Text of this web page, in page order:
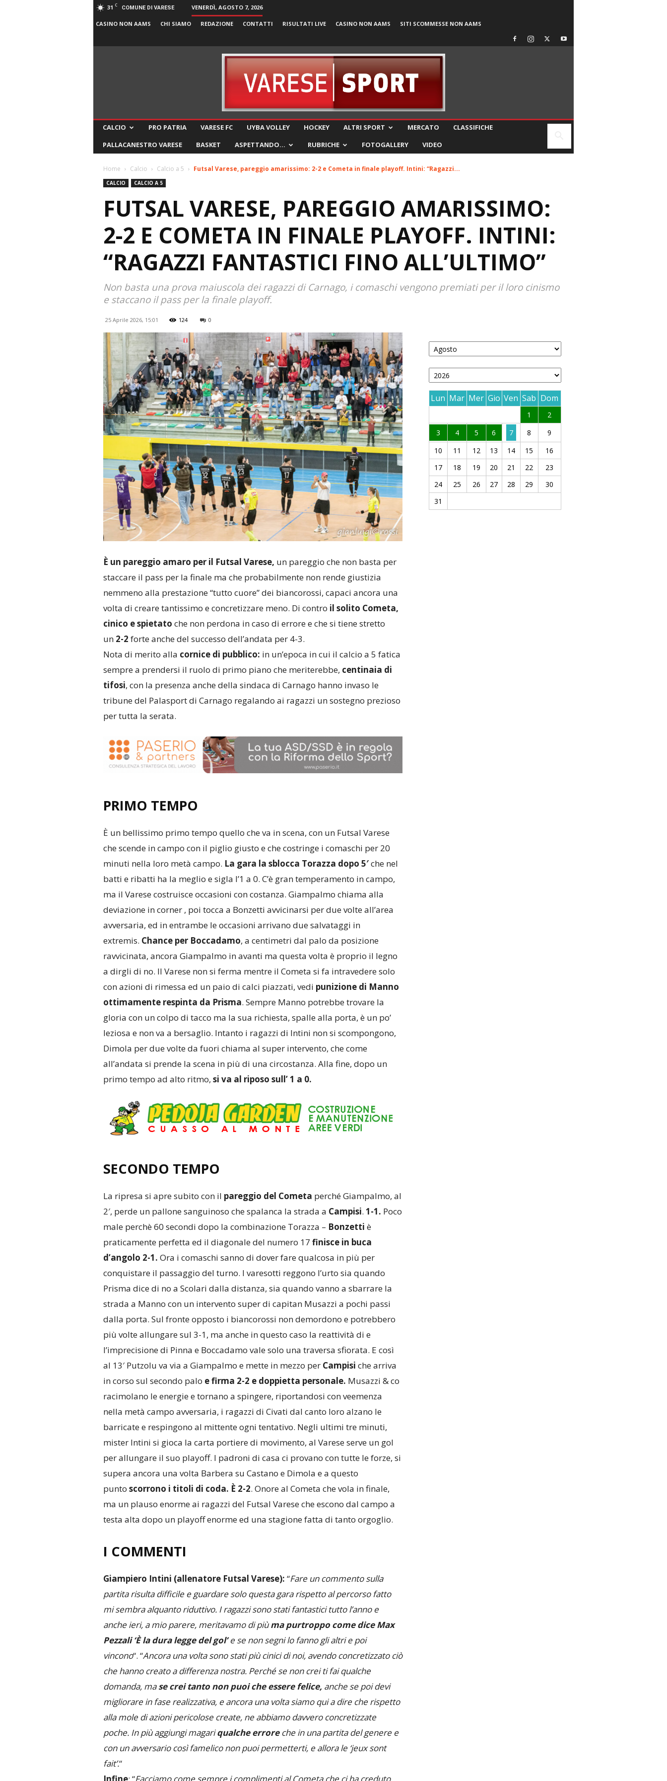
31 C COMUNE DI VARESE VENERDÌ, AGOSTO 7, 2026
CASINO NON AAMS CHI SIAMO REDAZIONE CONTATTI RISULTATI LIVE CASINO NON AAMS SITI SCOMMESSE NON AAMS
CALCIO PRO PATRIA VARESE FC UYBA VOLLEY HOCKEY ALTRI SPORT MERCATO
CLASSIFICHE
PALLACANESTRO VARESE
BASKET ASPETTANDO… RUBRICHE FOTOGALLERY VIDEO
Home Calcio Calcio a 5 Futsal Varese, pareggio amarissimo: 2-2 e Cometa in finale playoff. Intini: “Ragazzi...
CALCIO CALCIO A 5
FUTSAL VARESE, PAREGGIO AMARISSIMO:
2-2 E COMETA IN FINALE PLAYOFF. INTINI:
“RAGAZZI FANTASTICI FINO ALL’ULTIMO”
Non basta una prova maiuscola dei ragazzi di Carnago, i comaschi vengono premiati per il loro cinismo
e staccano il pass per la finale playoff.
25 Aprile 2026, 15:01 124 0
È un pareggio amaro per il Futsal Varese, un pareggio che non basta per
staccare il pass per la finale ma che probabilmente non rende giustizia
nemmeno alla prestazione “tutto cuore” dei biancorossi, capaci ancora una
volta di creare tantissimo e concretizzare meno. Di contro il solito Cometa,
cinico e spietato che non perdona in caso di errore e che si tiene stretto
un 2-2 forte anche del successo dell’andata per 4-3.
Nota di merito alla cornice di pubblico: in un’epoca in cui il calcio a 5 fatica
sempre a prendersi il ruolo di primo piano che meriterebbe, centinaia di
tifosi, con la presenza anche della sindaca di Carnago hanno invaso le
tribune del Palasport di Carnago regalando ai ragazzi un sostegno prezioso
per tutta la serata.
PRIMO TEMPO
È un bellissimo primo tempo quello che va in scena, con un Futsal Varese
che scende in campo con il piglio giusto e che costringe i comaschi per 20
minuti nella loro metà campo. La gara la sblocca Torazza dopo 5′che nel
batti e ribatti ha la meglio e sigla l’1 a 0. C’è gran temperamento in campo,
ma il Varese costruisce occasioni con costanza. Giampalmo chiama alla
deviazione in corner , poi tocca a Bonzetti avvicinarsi per due volte all’area
avversaria, ed in entrambe le occasioni arrivano due salvataggi in
extremis. Chance per Boccadamo, a centimetri dal palo da posizione
ravvicinata, ancora Giampalmo in avanti ma questa volta è proprio il legno
a dirgli di no. Il Varese non si ferma mentre il Cometa si fa intravedere solo
con azioni di rimessa ed un paio di calci piazzati, vedi punizione di Manno
ottimamente respinta da Prisma. Sempre Manno potrebbe trovare la
gloria con un colpo di tacco ma la sua richiesta, spalle alla porta, è un po’
leziosa e non va a bersaglio. Intanto i ragazzi di Intini non si scompongono,
Dimola per due volte da fuori chiama al super intervento, che come
all’andata si prende la scena in più di una circostanza. Alla fine, dopo un
primo tempo ad alto ritmo, si va al riposo sull’ 1 a 0.
SECONDO TEMPO
La ripresa si apre subito con il pareggio del Cometa perché Giampalmo, al
2′, perde un pallone sanguinoso che spalanca la strada a Campisi. 1-1. Poco
male perchè 60 secondi dopo la combinazione Torazza – Bonzetti è
praticamente perfetta ed il diagonale del numero 17 finisce in buca
d’angolo 2-1. Ora i comaschi sanno di dover fare qualcosa in più per
conquistare il passaggio del turno. I varesotti reggono l’urto sia quando
Prisma dice di no a Scolari dalla distanza, sia quando vanno a sbarrare la
strada a Manno con un intervento super di capitan Musazzi a pochi passi
dalla porta. Sul fronte opposto i biancorossi non demordono e potrebbero
più volte allungare sul 3-1, ma anche in questo caso la reattività di e
l’imprecisione di Pinna e Boccadamo vale solo una traversa sfiorata. E così
al 13′ Putzolu va via a Giampalmo e mette in mezzo per Campisi che arriva
in corso sul secondo palo e firma 2-2 e doppietta personale. Musazzi & co
racimolano le energie e tornano a spingere, riportandosi con veemenza
nella metà campo avversaria, i ragazzi di Civati dal canto loro alzano le
barricate e respingono al mittente ogni tentativo. Negli ultimi tre minuti,
mister Intini si gioca la carta portiere di movimento, al Varese serve un gol
per allungare il suo playoff. I padroni di casa ci provano con tutte le forze, si
supera ancora una volta Barbera su Castano e Dimola e a questo
punto scorrono i titoli di coda. È 2-2. Onore al Cometa che vola in finale,
ma un plauso enorme ai ragazzi del Futsal Varese che escono dal campo a
testa alta dopo un playoff enorme ed una stagione fatta di tanto orgoglio.
I COMMENTI
Giampiero Intini (allenatore Futsal Varese): “Fare un commento sulla
partita risulta difficile e guardare solo questa gara rispetto al percorso fatto
mi sembra alquanto riduttivo. I ragazzi sono stati fantastici tutto l’anno e
anche ieri, a mio parere, meritavamo di piùma purtroppo come dice Max
Pezzali ‘È la dura legge del gol’e se non segni lo fanno gli altri e poi
vincono“. “Ancora una volta sono stati più cinici di noi, avendo concretizzato ciò
che hanno creato a differenza nostra. Perché se non crei ti fai qualche
domanda, mase crei tanto non puoi che essere felice,anche se poi devi
migliorare in fase realizzativa, e ancora una volta siamo qui a dire che rispetto
alla mole di azioni pericolose create, ne abbiamo davvero concretizzate
poche. In più aggiungi magariqualche erroreche in una partita del genere e
con un avversario così famelico non puoi permetterti, e allora le ‘jeux sont
fait’.“
Infine: “Facciamo come sempre i complimenti al Cometa che ci ha creduto
Lun Mar Mer Gio Ven Sab Dom
1
2
3
4 5 6 7 8
9
10
11 12 13 14 15
16
17
18 19 20 21 22
23
24
25 26 27 28 29
30
31